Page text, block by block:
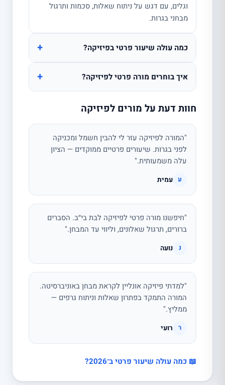
וגלים, עם דגש על ניתוח שאלות, סכמות ותרגול
מבחני בגרות.
כמה עולה שיעור פרטי בפיזיקה? +
איך בוחרים מורה פרטי לפיזיקה? +
חוות דעת על מורים לפיזיקה
"המורה לפיזיקה עזר לי להבין חשמל ומכניקה
לפני בגרות. שיעורים פרטיים ממוקדים — הציון
עלה משמעותית."
ע עמית
"חיפשנו מורה פרטי לפיזיקה לבת בי״ב. הסברים
ברורים, תרגול שאלונים, וליווי עד המבחן."
נ נועה
"למדתי פיזיקה אונליין לקראת מבחן באוניברסיטה.
המורה התמקד בפתרון שאלות וניתוח גרפים —
ממליץ."
ר רועי
📖 כמה עולה שיעור פרטי ב־2026?